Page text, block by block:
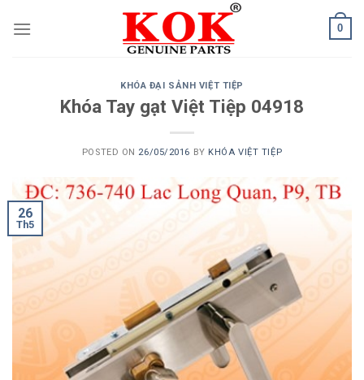
0
KHÓA ĐẠI SẢNH VIỆT TIỆP
Khóa Tay gạt Việt Tiệp 04918
POSTED ON 26/05/2016 BY KHÓA VIỆT TIỆP
26
Th5